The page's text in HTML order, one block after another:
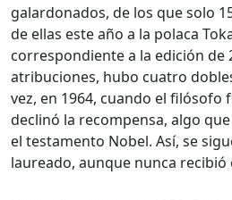
galardonados, de los que solo
de ellas este año a la polaca
correspondiente a la edición de
atribuciones, hubo cuatro
vez, en 1964, cuando el filósofo
declinó la recompensa, algo
el testamento Nobel. Así, se
laureado, aunque nunca